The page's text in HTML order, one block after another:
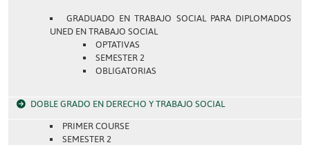
GRADUADO EN TRABAJO SOCIAL PARA DIPLOMADOS
UNED EN TRABAJO SOCIAL
OPTATIVAS
SEMESTER 2
OBLIGATORIAS
DOBLE GRADO EN DERECHO Y TRABAJO SOCIAL
PRIMER COURSE
SEMESTER 2